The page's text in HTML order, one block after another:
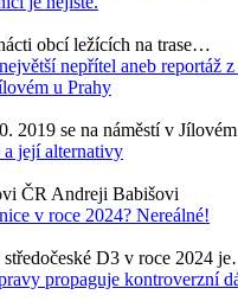
obcí ležících na trase…
nepřítel aneb reportáž
u Prahy
2019 se na náměstí v
a její alternativy
ČR Andreji Babišovi
v roce 2024? Nereálné!
středočeské D3 v roce 2024
propaguje kontroverzní